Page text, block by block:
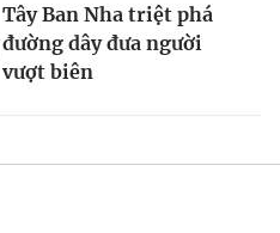
Tây Ban Nha triệt phá
đường dây đưa người
vượt biên